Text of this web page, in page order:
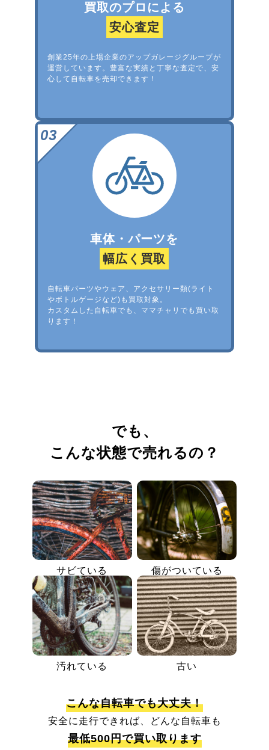
買取のプロによる
安心査定
創業25年の上場企業のアップガレージグループが
運営しています。豊富な実績と丁寧な査定で、安
心して自転車を売却できます！
車体・パーツを
幅広く買取
自転車パーツやウェア、アクセサリー類(ライト
やボトルゲージなど)も買取対象。
カスタムした自転車でも、ママチャリでも買い取
ります！
でも、
こんな状態で売れるの？
サビている 傷がついている
汚れている 古い
こんな自転車でも大丈夫！
安全に走行できれば、どんな自転車も
最低500円で買い取ります